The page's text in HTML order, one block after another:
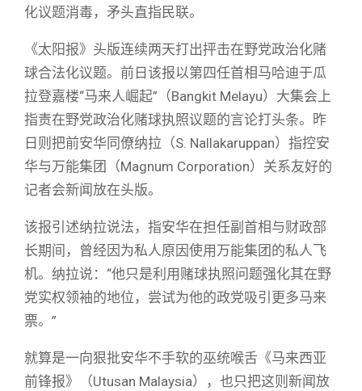
化议题消毒，矛头直指民联。
《太阳报》头版连续两天打出抨击在野党政治化赌
球合法化议题。前日该报以第四任首相马哈迪于瓜
拉登嘉楼“马来人崛起”（Bangkit Melayu）大集会上
指责在野党政治化赌球执照议题的言论打头条。昨
日则把前安华同僚纳拉（S. Nallakaruppan）指控安
华与万能集团（Magnum Corporation）关系友好的
记者会新闻放在头版。
该报引述纳拉说法，指安华在担任副首相与财政部
长期间，曾经因为私人原因使用万能集团的私人飞
机。纳拉说：“他只是利用赌球执照问题强化其在野
党实权领袖的地位，尝试为他的政党吸引更多马来
票。”
就算是一向狠批安华不手软的巫统喉舌《马来西亚
前锋报》（Utusan Malaysia），也只把这则新闻放